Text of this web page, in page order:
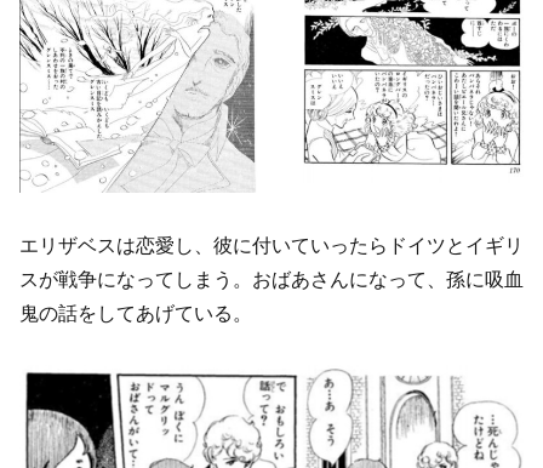
エリザベスは恋愛し、彼に付いていったらドイツとイギリ
スが戦争になってしまう。おばあさんになって、孫に吸血
鬼の話をしてあげている。